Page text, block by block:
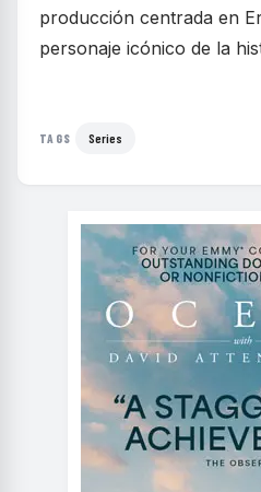
producción centrada en
personaje icónico de la
TAGS Series